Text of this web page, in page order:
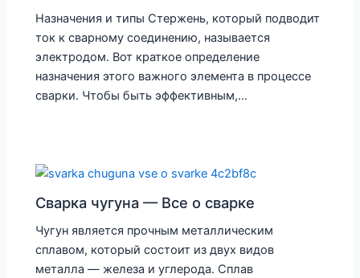
Назначения и типы Стержень, который подводит
ток к сварному соединению, называется
электродом. Вот краткое определение
назначения этого важного элемента в процессе
сварки. Чтобы быть эффективным,…
Сварка чугуна — Все о сварке
Чугун является прочным металлическим
сплавом, который состоит из двух видов
металла — железа и углерода. Сплав